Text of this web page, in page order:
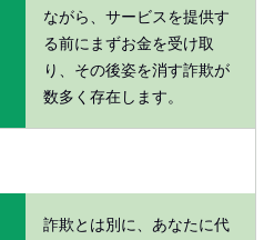
ながら、サービスを提供す
る前にまずお金を受け取
り、その後姿を消す詐欺が
数多く存在します。
詐欺とは別に、あなたに代